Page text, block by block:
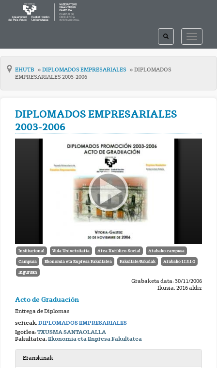
TOGGLE
TOGGLE
SEARCH
EHUTB DIPLOMADOS EMPRESARIALES
DIPLOMADOS
EMPRESARIALES 2003-2006
DIPLOMADOS EMPRESARIALES
2003-2006
Institucional Vida Universitaria Área Xurídico-Social Arabako campusa
Campusa Ekonomia eta Enpresa Fakultatea Fakultate/Eskolak Arabako I.I.S.I.G
Inguruan
Grabaketa data: 30/11/2006
Ikusia: 2016 aldiz
Acto de Graduación
Entrega de Diplomas
serieak:DIPLOMADOS EMPRESARIALES
Igorlea:TXUSMA SANTAOLALLA
Fakultatea:Ekonomia eta Enpresa Fakultatea
Eranskinak